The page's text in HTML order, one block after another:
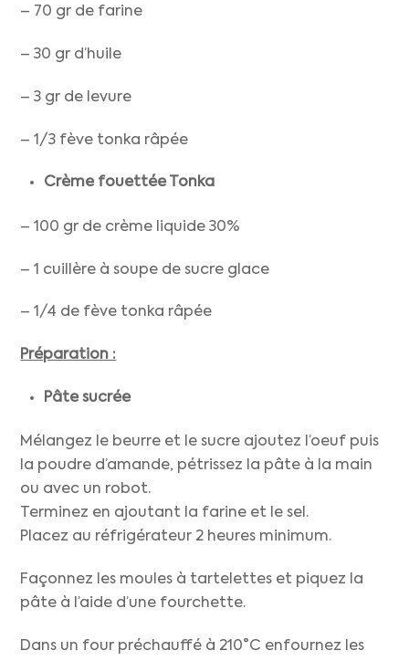
– 70 gr de farine
– 30 gr d’huile
– 3 gr de levure
– 1/3 fève tonka râpée
Crème fouettée Tonka
– 100 gr de crème liquide 30%
– 1 cuillère à soupe de sucre glace
– 1/4 de fève tonka râpée
Préparation :
Pâte sucrée
Mélangez le beurre et le sucre ajoutez l’oeuf puis
la poudre d’amande, pétrissez la pâte à la main
ou avec un robot.
Terminez en ajoutant la farine et le sel.
Placez au réfrigérateur 2 heures minimum.
Façonnez les moules à tartelettes et piquez la
pâte à l’aide d’une fourchette.
Dans un four préchauffé à 210°C enfournez les